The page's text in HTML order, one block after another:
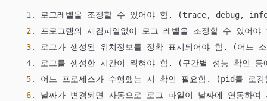
1.
로그레벨을 조정할 수 있어야 함. (trace, debug,
2.
프로그램의 재컴파일없이 로그 레벨을 조정할 수 있어야
3.
로그가 생성된 위치정보를 정확 표시되어야 함. (어느
4.
로그를 생성한 시간이 찍혀야 함. (구간별 성능 확인 등
5.
어느 프로세스가 수행했는 지 확인 필요함. (pid를 로깅
6.
날짜가 변경되면 자동으로 로그 파일이 날짜에 연동하